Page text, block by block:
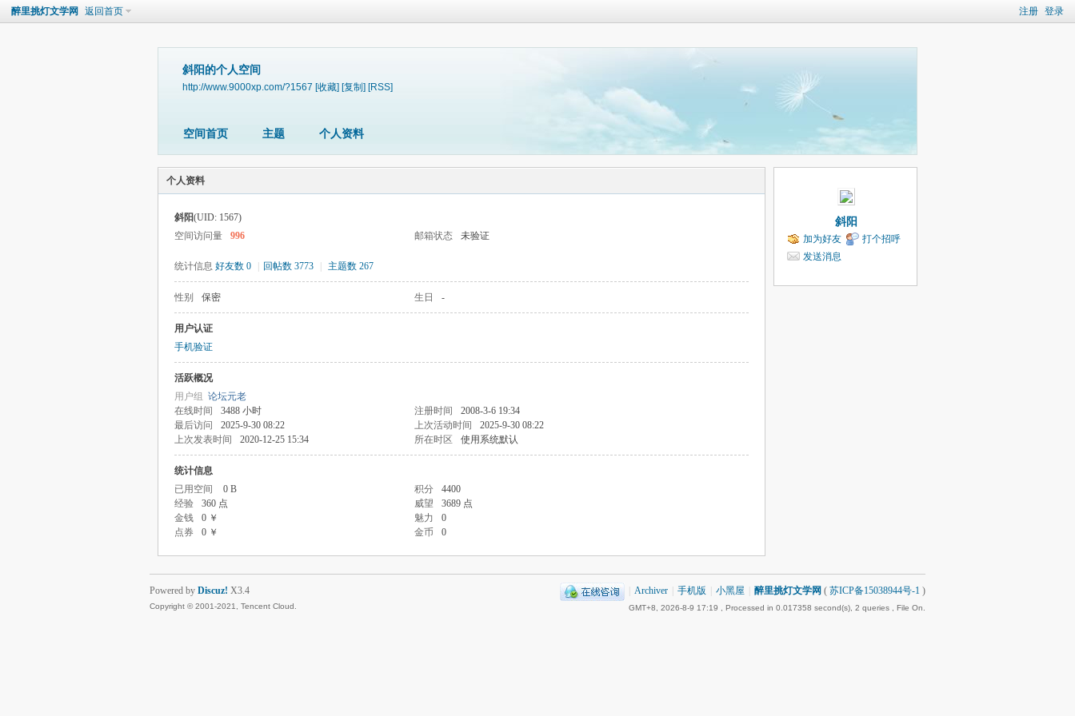
注册 登录
醉里挑灯文学网 返回首页
斜阳的个人空间
http://www.9000xp.com/?1567 [收藏] [复制] [RSS]
空间首页 主题 个人资料
个人资料
斜阳(UID: 1567)
空间访问量
996 邮箱状态 未验证
统计信息 好友数 0 回帖数 3773 主题数 267
性别 保密 生日 -
用户认证
手机验证
活跃概况
用户组 论坛元老
在线时间
3488 小时 注册时间
2008-3-6 19:34
最后访问
2025-9-30 08:22 上次活动时间
2025-9-30 08:22
上次发表时间
2020-12-25 15:34 所在时区 使用系统默认
统计信息
已用空间
0 B 积分
4400
经验
360 点 威望
3689 点
金钱
0 ￥ 魅力
0
点券
0 ￥ 金币 0
斜阳
加为好友
打个招呼
发送消息
Archiver 手机版 小黑屋 醉里挑灯文学网 ( 苏ICP备15038944号-1 )
GMT+8, 2026-8-9 17:19 , Processed in 0.017358 second(s), 2 queries , File On.
Powered by Discuz! X3.4
Copyright © 2001-2021, Tencent Cloud.